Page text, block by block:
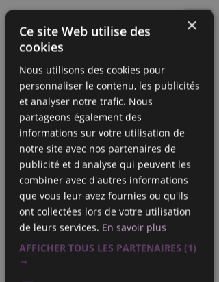
MC YOGA
< Back
Fin des cours le 25
juin 2027
×
Ce site Web utilise des
cookies
Nous utilisons des cookies pour
personnaliser le contenu, les publicités
et analyser notre trafic. Nous
partageons également des
informations sur votre utilisation de
notre site avec nos partenaires de
publicité et d'analyse qui peuvent les
combiner avec d'autres informations
que vous leur avez fournies ou qu'ils
ont collectées lors de votre utilisation
de leurs services. En savoir plus
AFFICHER TOUS LES PARTENAIRES (1)
→